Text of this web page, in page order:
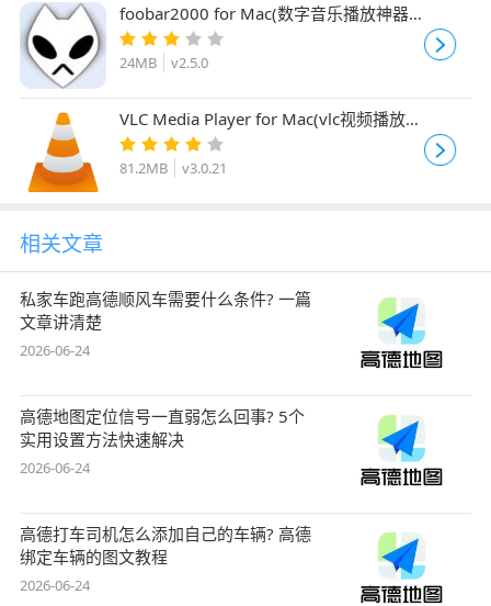
foobar2000 for Mac(数字音乐播放神器)
v2.5.0b17 破解版
24MB v2.5.0
VLC Media Player for Mac(vlc视频播放
器) v3.0.21 intel/M1 苹果中文正式版
81.2MB v3.0.21
相关文章
私家车跑高德顺风车需要什么条件? 一篇
文章讲清楚
2026-06-24
高德地图定位信号一直弱怎么回事? 5个
实用设置方法快速解决
2026-06-24
高德打车司机怎么添加自己的车辆? 高德
绑定车辆的图文教程
2026-06-24